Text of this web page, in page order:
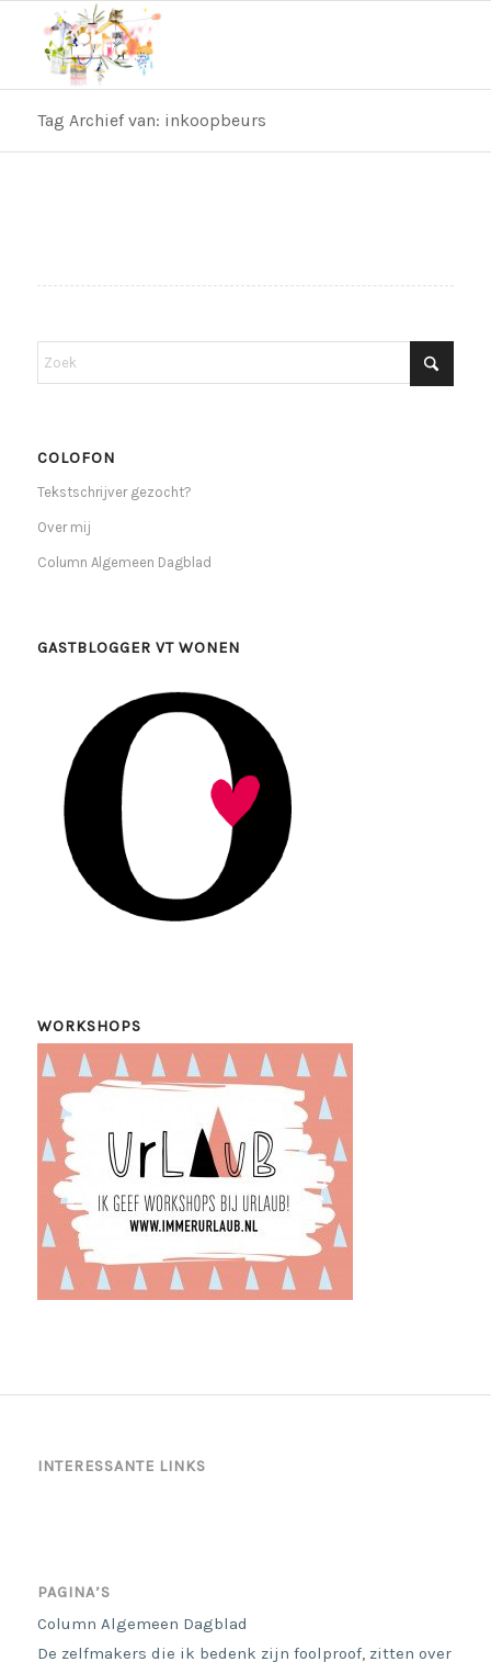
Tag Archief van: inkoopbeurs
COLOFON
Tekstschrijver gezocht?
Over mij
Column Algemeen Dagblad
GASTBLOGGER VT WONEN
WORKSHOPS
INTERESSANTE LINKS
PAGINA’S
Column Algemeen Dagblad
De zelfmakers die ik bedenk zijn foolproof, zitten over